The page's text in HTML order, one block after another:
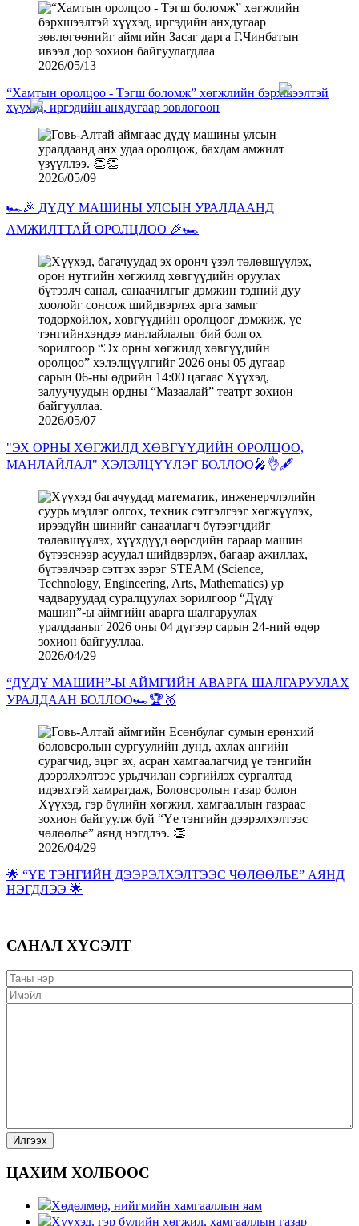
2026/05/13
“Хамтын оролцоо - Тэгш боломж” хөгжлийн бэрхшээлтэй
хүүхэд, иргэдийн анхдугаар зөвлөгөөн
2026/05/09
🏎️🎉 ДҮДҮ МАШИНЫ УЛСЫН УРАЛДААНД
АМЖИЛТТАЙ ОРОЛЦЛОО 🎉🏎️
2026/05/07
"ЭХ ОРНЫ ХӨГЖИЛД ХӨВГҮҮДИЙН ОРОЛЦОО,
МАНЛАЙЛАЛ" ХЭЛЭЛЦҮҮЛЭГ БОЛЛОО🎤👌🖋️
2026/04/29
“ДҮДҮ МАШИН”-Ы АЙМГИЙН АВАРГА ШАЛГАРУУЛАХ
УРАЛДААН БОЛЛОО🏎️🏆🥇
2026/04/29
🌟 “ҮЕ ТЭНГИЙН ДЭЭРЭЛХЭЛТЭЭС ЧӨЛӨӨЛЬЕ” АЯНД
НЭГДЛЭЭ 🌟
САНАЛ ХҮСЭЛТ
ЦАХИМ ХОЛБООС
Хөдөлмөр, нийгмийн хамгааллын яам
Хүүхэд, гэр бүлийн хөгжил, хамгааллын газар